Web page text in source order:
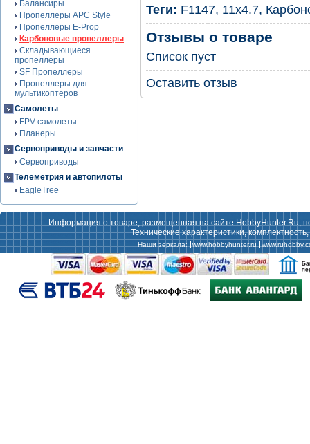
Балансиры
Пропеллеры APC Style
Пропеллеры E-Prop
Карбоновые пропеллеры
Складывающиеся
пропеллеры
SF Пропеллеры
Пропеллеры для
мультикоптеров
Самолеты
FPV самолеты
Планеры
Сервоприводы и запчасти
Сервоприводы
Телеметрия и автопилоты
EagleTree
Теги: F1147, 11x4.7,
Отзывы о товаре
Список пуст
Оставить отзыв
Информация о товаре, размещенная на сайте HobbyHunter.Ru,
Технические характеристики,
Наши зеркала: www.hobbyhunter.ru